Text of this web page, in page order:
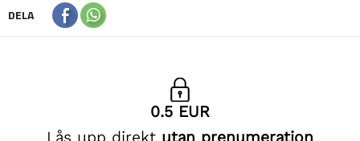
DELA